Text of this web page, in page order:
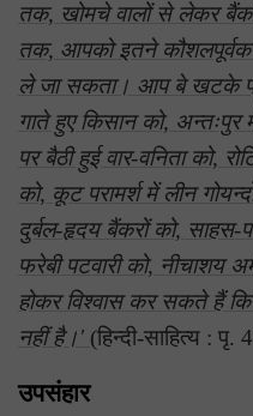
तक, खोमचे वालों से लेकर
तक, आपको इतने कौशलपूर्वक
ले जा सकता। आप बे खटके
गाते हुए किसान को, अन्तःपुर
पर बैठी हुई वार-वनिता को,
को, कूट परामर्श में लीन
दुर्बल-हृदय बैंकरों को, साहस-
फरेबी पटवारी को, नीचाशय
होकर विश्वास कर सकते हैं
नहीं है।' (हिन्दी-साहित्य : पृ.
उपसंहार